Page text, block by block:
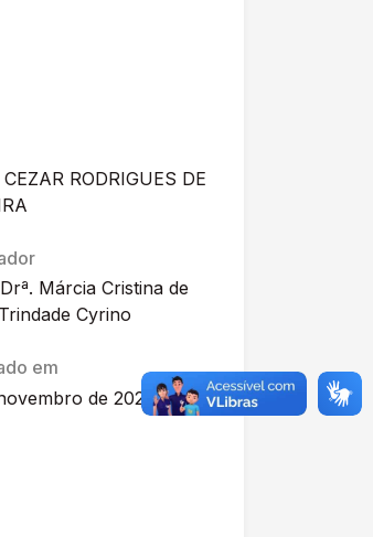
RODRIGUES DE
Márcia Cristina de
Cyrino
em
de 2022